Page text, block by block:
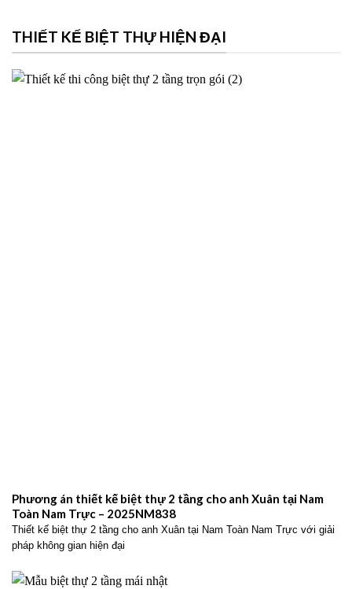
THIẾT KẾ BIỆT THỰ HIỆN ĐẠI
Phương án thiết kế biệt thự 2 tầng cho anh Xuân tại Nam
Toàn Nam Trực – 2025NM838
Thiết kế biệt thự 2 tầng cho anh Xuân tại Nam Toàn Nam Trực với giải
pháp không gian hiện đại